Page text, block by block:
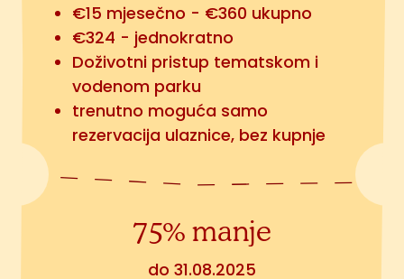
€15 mjesečno - €360 ukupno
€324 - jednokratno
Doživotni pristup tematskom i
vodenom parku
trenutno moguća samo
rezervacija ulaznice, bez kupnje
75% manje
do 31.08.2025